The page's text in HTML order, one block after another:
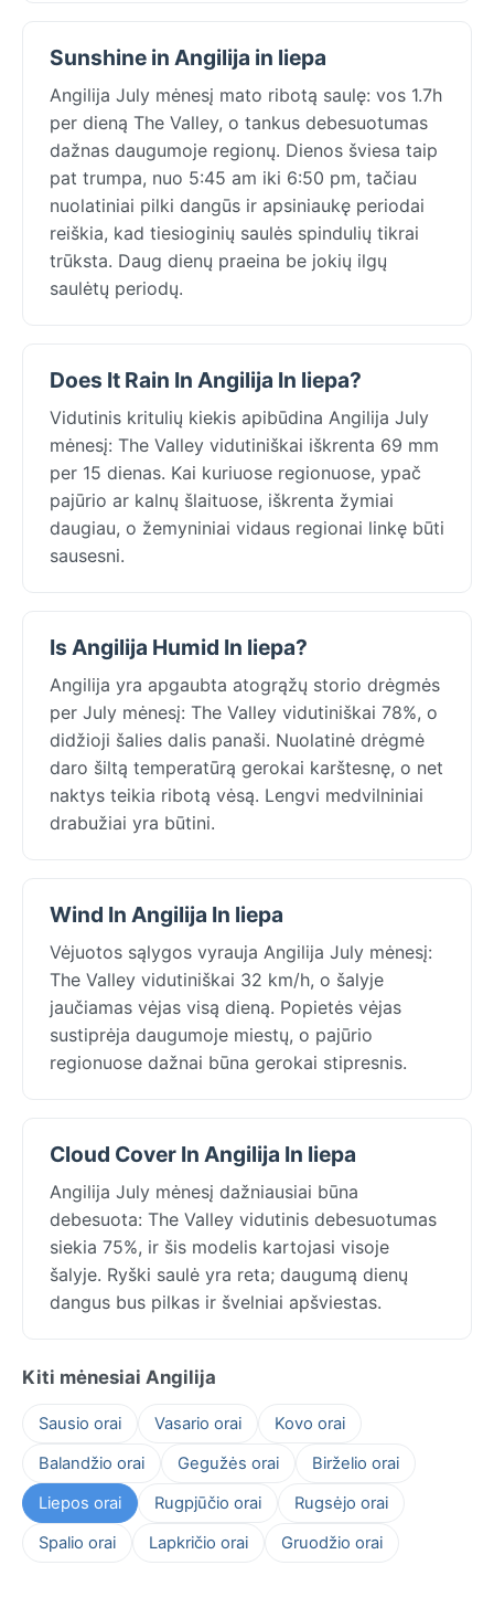
Sunshine in Angilija in liepa
Angilija July mėnesį mato ribotą saulę: vos 1.7h
per dieną The Valley, o tankus debesuotumas
dažnas daugumoje regionų. Dienos šviesa taip
pat trumpa, nuo 5:45 am iki 6:50 pm, tačiau
nuolatiniai pilki dangūs ir apsiniaukę periodai
reiškia, kad tiesioginių saulės spindulių tikrai
trūksta. Daug dienų praeina be jokių ilgų
saulėtų periodų.
Does It Rain In Angilija In liepa?
Vidutinis kritulių kiekis apibūdina Angilija July
mėnesį: The Valley vidutiniškai iškrenta 69 mm
per 15 dienas. Kai kuriuose regionuose, ypač
pajūrio ar kalnų šlaituose, iškrenta žymiai
daugiau, o žemyniniai vidaus regionai linkę būti
sausesni.
Is Angilija Humid In liepa?
Angilija yra apgaubta atogrąžų storio drėgmės
per July mėnesį: The Valley vidutiniškai 78%, o
didžioji šalies dalis panaši. Nuolatinė drėgmė
daro šiltą temperatūrą gerokai karštesnę, o net
naktys teikia ribotą vėsą. Lengvi medvilniniai
drabužiai yra būtini.
Wind In Angilija In liepa
Vėjuotos sąlygos vyrauja Angilija July mėnesį:
The Valley vidutiniškai 32 km/h, o šalyje
jaučiamas vėjas visą dieną. Popietės vėjas
sustiprėja daugumoje miestų, o pajūrio
regionuose dažnai būna gerokai stipresnis.
Cloud Cover In Angilija In liepa
Angilija July mėnesį dažniausiai būna
debesuota: The Valley vidutinis debesuotumas
siekia 75%, ir šis modelis kartojasi visoje
šalyje. Ryški saulė yra reta; daugumą dienų
dangus bus pilkas ir švelniai apšviestas.
Kiti mėnesiai Angilija
Sausio orai Vasario orai
Kovo orai
Balandžio orai
Gegužės orai
Birželio orai
Liepos orai
Rugpjūčio orai
Rugsėjo orai
Spalio orai
Lapkričio orai Gruodžio orai